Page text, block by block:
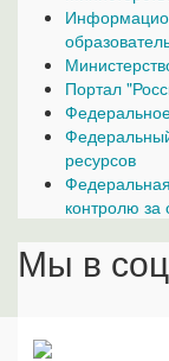
Портал
Федеральное
ресурсов
контролю за
Мы в